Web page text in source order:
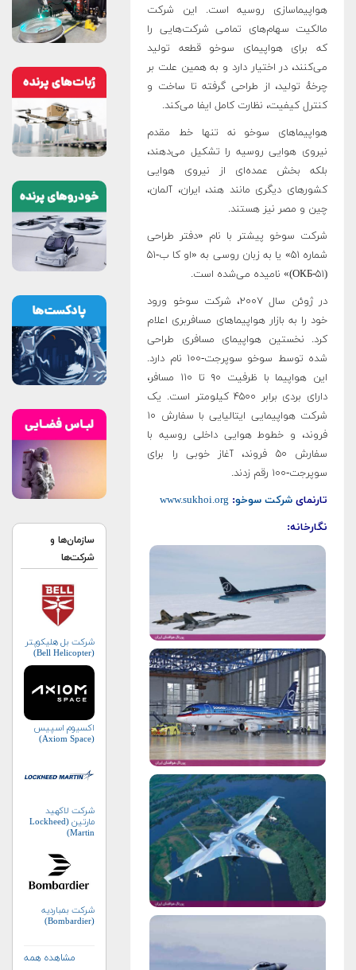
هواپیماسازی روسیه است. این شرکت
مالکیت سهام‌های تمامی شرکت‌هایی را
که برای هواپیمای سوخو قطعه تولید
می‌کنند، در اختیار دارد و به همین علت بر
چرخهٔ تولید، از طراحی گرفته تا ساخت و
کنترل کیفیت، نظارت کامل ایفا می‌کند.
هواپیماهای سوخو نه تنها خط مقدم
نیروی هوایی روسیه را تشکیل می‌دهند،
بلکه بخش عمده‌ای از نیروی هوایی
کشورهای دیگری مانند هند، ایران، آلمان،
چین و مصر نیز هستند.
شرکت سوخو پیشتر با نام «دفتر طراحی
شماره ۵۱» یا به زبان روسی به «او کا ب-۵۱
(ОКБ-۵۱)» نامیده می‌شده است.
در ژوئن سال ۲۰۰۷، شرکت سوخو ورود
خود را به بازار هواپیماهای مسافربری اعلام
کرد. نخستین هواپیمای مسافری طراحی
شده توسط سوخو سوپرجت-۱۰۰ نام دارد.
این هواپیما با ظرفیت ۹۰ تا ۱۱۰ مسافر،
دارای بردی برابر ۴۵۰۰ کیلومتر است. یک
شرکت هواپیمایی ایتالیایی با سفارش ۱۰
فروند، و خطوط هوایی داخلی روسیه با
سفارش ۵۰ فروند، آغاز خوبی را برای
سوپرجت-۱۰۰ رقم زدند.
تارنمای شرکت سوخو:
www.sukhoi.org
نگارخانه:
سازمان‌ها و
شرکت‌ها
شرکت بل هلیکوپتر
(Bell Helicopter)
اکسیوم اسپیس
(Axiom Space)
شرکت لاکهید
مارتین (Lockheed
Martin)
شرکت بمباردیه
(Bombardier)
مشاهده همه